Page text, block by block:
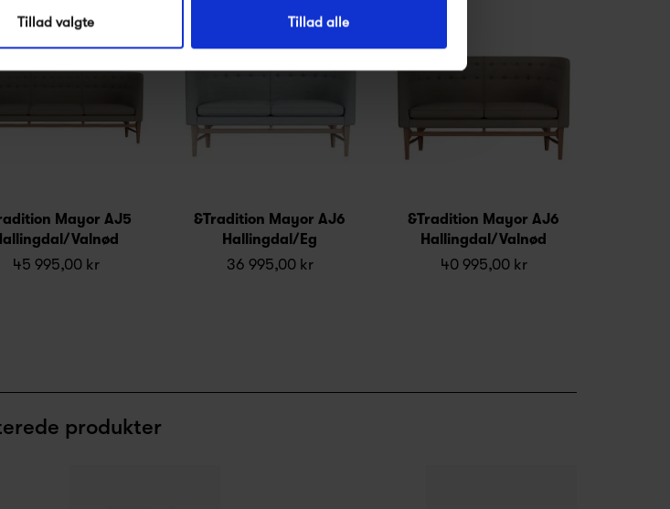
Tillad valgte Tillad alle
Mayor AJ5
Valnød
45 995,00 kr
&Tradition Mayor AJ6
Hallingdal/Eg
36 995,00 kr
&Tradition Mayor AJ6
Hallingdal/Valnød
40 995,00 kr
produkter